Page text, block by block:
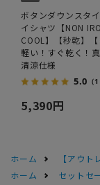
ボタンダウンスタ
イシャツ【NON
COOL】【秒乾】
ツ】
軽い！すぐ乾く！
清涼仕様
5.0 （1
5,390円
ホーム 【アウト
ホーム
セットセ